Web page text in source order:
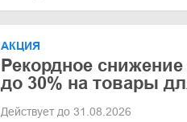
АКЦИЯ
Рекордное
до 30% на товары
Действует до 31.08.2026